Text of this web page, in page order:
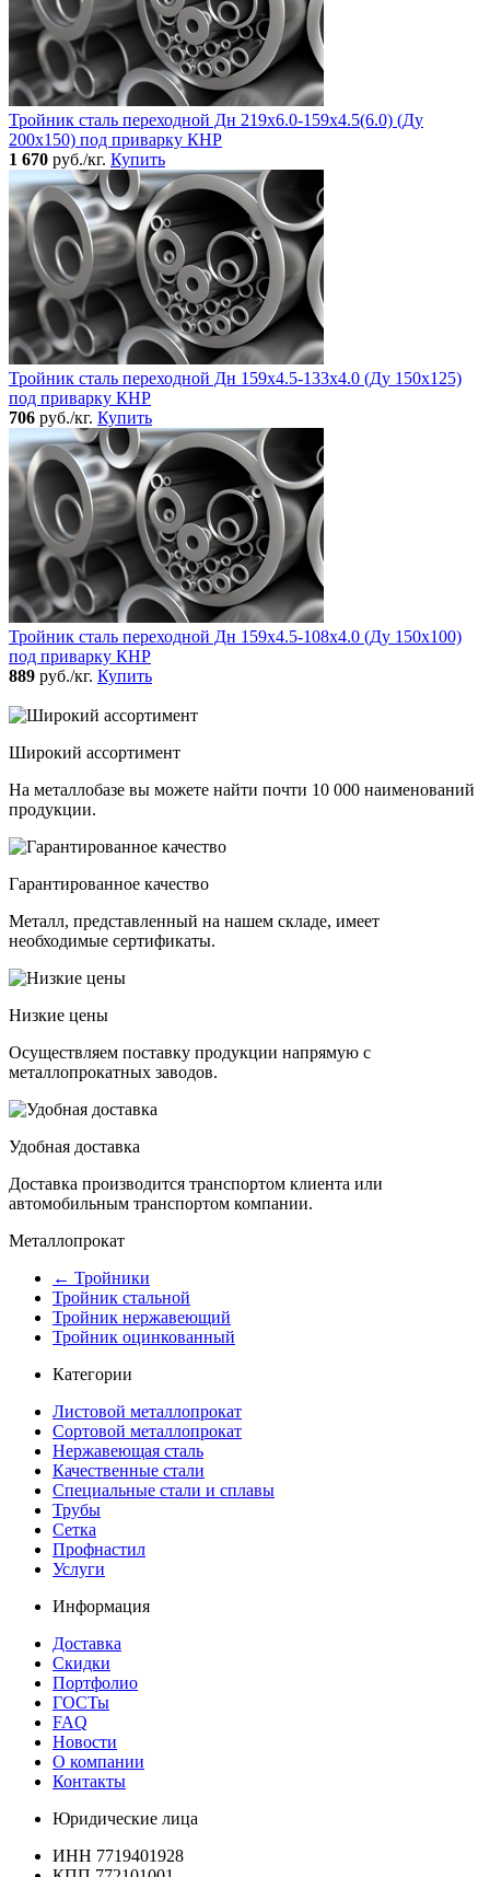
Тройник сталь переходной Дн 219х6.0-159х4.5(6.0) (Ду
200х150) под приварку КНР
1 670 руб./кг. Купить
Тройник сталь переходной Дн 159х4.5-133х4.0 (Ду 150х125)
под приварку КНР
706 руб./кг. Купить
Тройник сталь переходной Дн 159х4.5-108х4.0 (Ду 150х100)
под приварку КНР
889 руб./кг. Купить
Широкий ассортимент
На металлобазе вы можете найти почти 10 000 наименований
продукции.
Гарантированное качество
Металл, представленный на нашем складе, имеет
необходимые сертификаты.
Низкие цены
Осуществляем поставку продукции напрямую с
металлопрокатных заводов.
Удобная доставка
Доставка производится транспортом клиента или
автомобильным транспортом компании.
Металлопрокат
← Тройники
Тройник стальной
Тройник нержавеющий
Тройник оцинкованный
Категории
Листовой металлопрокат
Сортовой металлопрокат
Нержавеющая сталь
Качественные стали
Специальные стали и сплавы
Трубы
Сетка
Профнастил
Услуги
Информация
Доставка
Скидки
Портфолио
ГОСТы
FAQ
Новости
О компании
Контакты
Юридические лица
ИНН 7719401928